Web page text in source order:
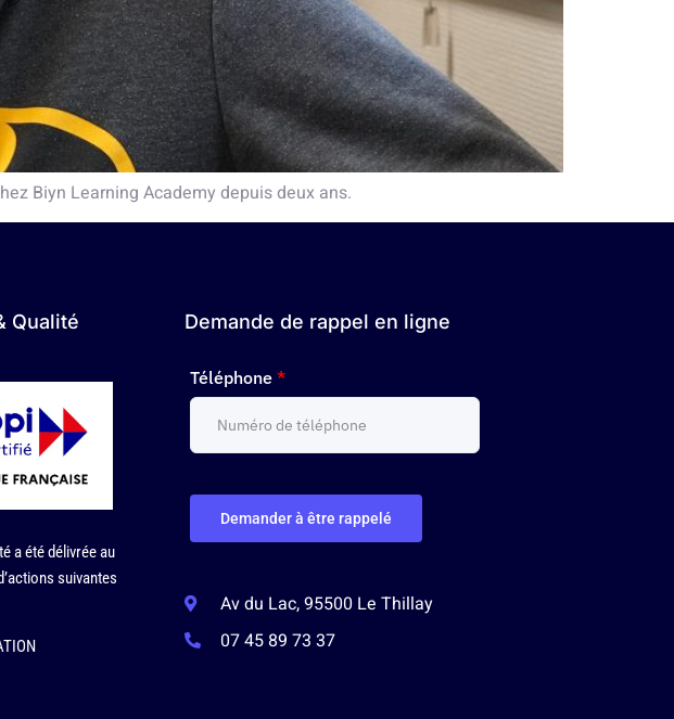
Biyn Learning Academy depuis deux ans.
Qualité
a été délivrée au
suivantes
Demande de rappel en ligne
Téléphone *
Demander à être rappelé
Av du Lac, 95500 Le Thillay
07 45 89 73 37